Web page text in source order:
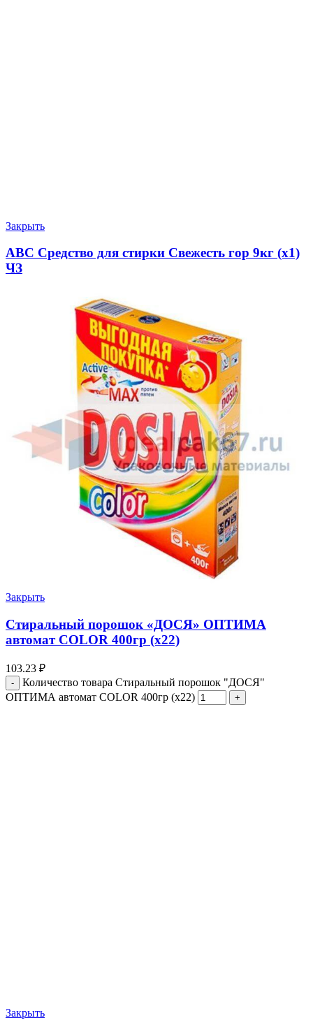
Закрыть
АВС Средство для стирки Свежесть гор 9кг (х1)
ЧЗ
Закрыть
Стиральный порошок «ДОСЯ» ОПТИМА
автомат COLOR 400гр (х22)
103.23 ₽
Количество товара Стиральный порошок "ДОСЯ"
ОПТИМА автомат COLOR 400гр (х22)
Закрыть